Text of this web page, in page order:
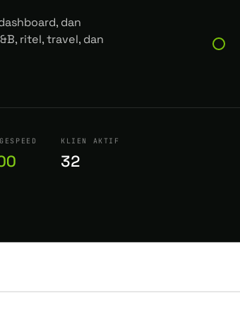
dan
ritel, travel, dan
KLIEN AKTIF
32